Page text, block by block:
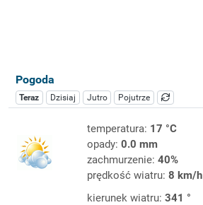
Pogoda
Teraz Dzisiaj Jutro Pojutrze
temperatura: 17 °C
opady: 0.0 mm
zachmurzenie: 40%
prędkość wiatru: 8 km/h
kierunek wiatru: 341 °